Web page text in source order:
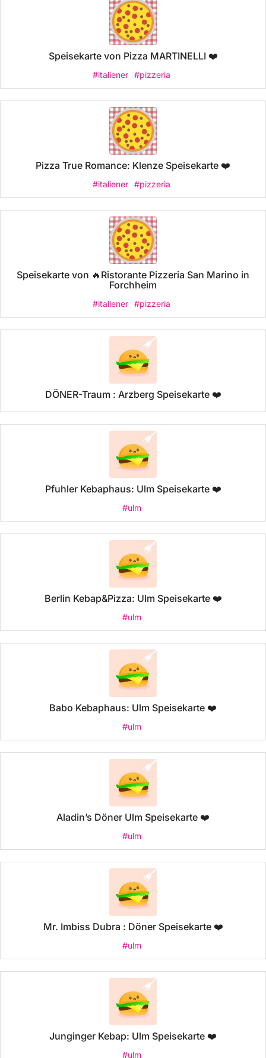
Speisekarte von Pizza MARTINELLI ❤️
#italiener #pizzeria
Pizza True Romance: Klenze Speisekarte ❤️
#italiener #pizzeria
Speisekarte von 🔥Ristorante Pizzeria San Marino in
Forchheim
#italiener #pizzeria
DÖNER-Traum : Arzberg Speisekarte ❤️
Pfuhler Kebaphaus: Ulm Speisekarte ❤️
#ulm
Berlin Kebap&Pizza: Ulm Speisekarte ❤️
#ulm
Babo Kebaphaus: Ulm Speisekarte ❤️
#ulm
Aladin’s Döner Ulm Speisekarte ❤️
#ulm
Mr. Imbiss Dubra : Döner Speisekarte ❤️
#ulm
Junginger Kebap: Ulm Speisekarte ❤️
#ulm